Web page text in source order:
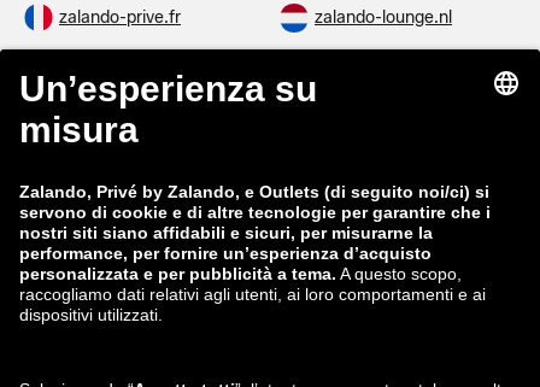
zalando-prive.fr zalando-lounge.nl
zalando-lounge.be
zalando-lounge.fi
zalando-prive.es zalando-lounge.cz
zalando-lounge.lt zalando-lounge.sk